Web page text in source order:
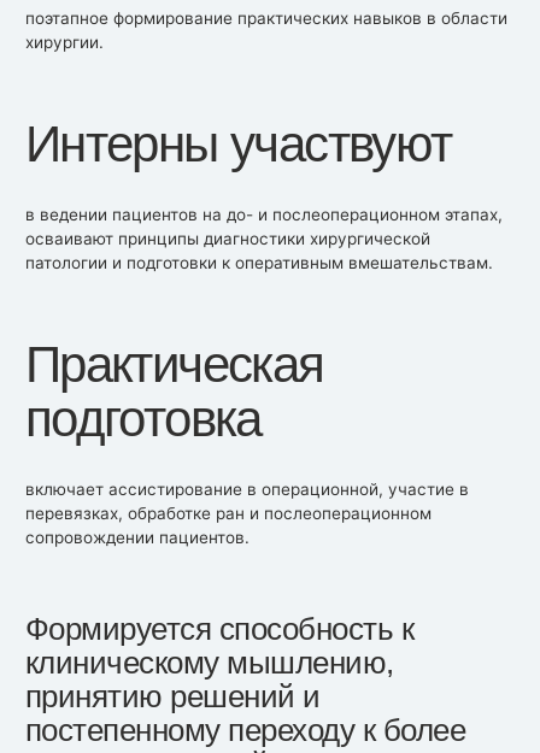
поэтапное формирование практических навыков в области
хирургии.
Интерны участвуют
в ведении пациентов на до- и послеоперационном этапах,
осваивают принципы диагностики хирургической
патологии и подготовки к оперативным вмешательствам.
Практическая
подготовка
включает ассистирование в операционной, участие в
перевязках, обработке ран и послеоперационном
сопровождении пациентов.
Формируется способность к
клиническому мышлению,
принятию решений и
постепенному переходу к более